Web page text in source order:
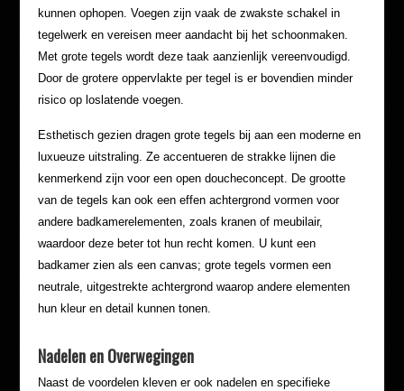
kunnen ophopen. Voegen zijn vaak de zwakste schakel in
tegelwerk en vereisen meer aandacht bij het schoonmaken.
Met grote tegels wordt deze taak aanzienlijk vereenvoudigd.
Door de grotere oppervlakte per tegel is er bovendien minder
risico op loslatende voegen.
Esthetisch gezien dragen grote tegels bij aan een moderne en
luxueuze uitstraling. Ze accentueren de strakke lijnen die
kenmerkend zijn voor een open doucheconcept. De grootte
van de tegels kan ook een effen achtergrond vormen voor
andere badkamerelementen, zoals kranen of meubilair,
waardoor deze beter tot hun recht komen. U kunt een
badkamer zien als een canvas; grote tegels vormen een
neutrale, uitgestrekte achtergrond waarop andere elementen
hun kleur en detail kunnen tonen.
Nadelen en Overwegingen
Naast de voordelen kleven er ook nadelen en specifieke